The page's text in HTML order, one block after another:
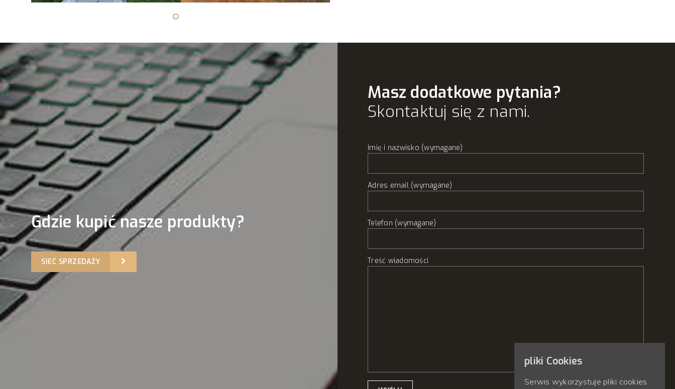
Gdzie kupić nasze produkty?
SIEĆ SPRZEDAŻY
Masz dodatkowe pytania?
Skontaktuj się z nami.
Imię i nazwisko (wymagane)
Adres email (wymagane)
Telefon (wymagane)
Treść wiadomości
pliki Cookies
Serwis wykorzystuje pliki cookies.